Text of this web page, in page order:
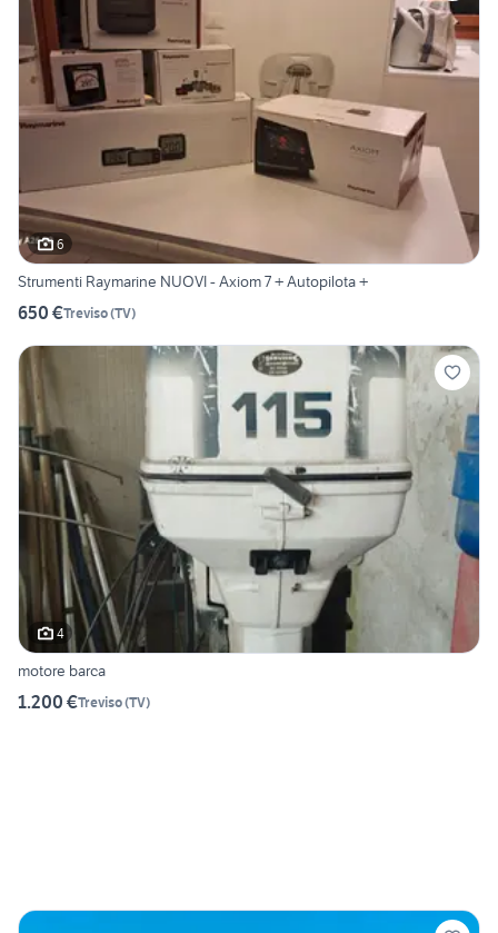
6
Strumenti Raymarine NUOVI - Axiom 7 + Autopilota +
650 €Treviso(TV)
4
motore barca
1.200 €Treviso(TV)